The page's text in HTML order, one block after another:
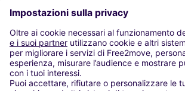
LE NOSTRE CITTÀ
Paris
Madrid
Washington DC
Milano
Roma
Torino